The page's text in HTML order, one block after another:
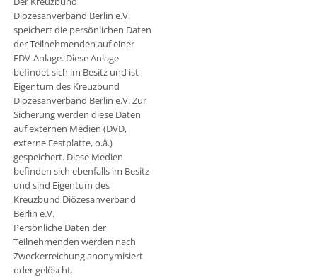
Diözesanverband Berlin e.V.
speichert die persönlichen Daten
der Teilnehmenden auf einer
EDV-Anlage. Diese Anlage
befindet sich im Besitz und ist
Eigentum des Kreuzbund
Diözesanverband Berlin e.V. Zur
Sicherung werden diese Daten
auf externen Medien (DVD,
externe Festplatte, o.ä.)
gespeichert. Diese Medien
befinden sich ebenfalls im Besitz
und sind Eigentum des
Kreuzbund Diözesanverband
Berlin e.V.
Persönliche Daten der
Teilnehmenden werden nach
Zweckerreichung anonymisiert
oder gelöscht.